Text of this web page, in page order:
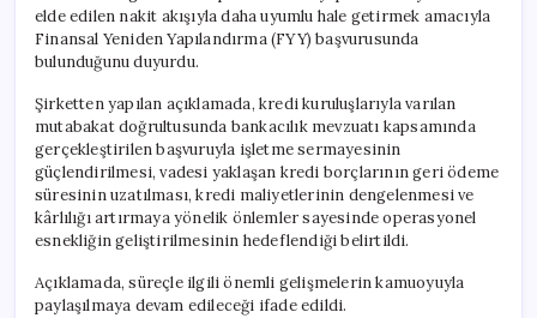
elde edilen nakit akışıyla daha uyumlu hale getirmek amacıyla
Finansal Yeniden Yapılandırma (FYY) başvurusunda
bulunduğunu duyurdu.
Şirketten yapılan açıklamada, kredi kuruluşlarıyla varılan
mutabakat doğrultusunda bankacılık mevzuatı kapsamında
gerçekleştirilen başvuruyla işletme sermayesinin
güçlendirilmesi, vadesi yaklaşan kredi borçlarının geri ödeme
süresinin uzatılması, kredi maliyetlerinin dengelenmesi ve
kârlılığı artırmaya yönelik önlemler sayesinde operasyonel
esnekliğin geliştirilmesinin hedeflendiği belirtildi.
Açıklamada, süreçle ilgili önemli gelişmelerin kamuoyuyla
paylaşılmaya devam edileceği ifade edildi.